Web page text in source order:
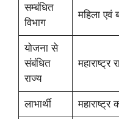
सम्बंधित
विभाग
महिला एवं
योजना से
संबंधित
राज्य
महाराष्ट्र
लाभार्थी महाराष्ट्र